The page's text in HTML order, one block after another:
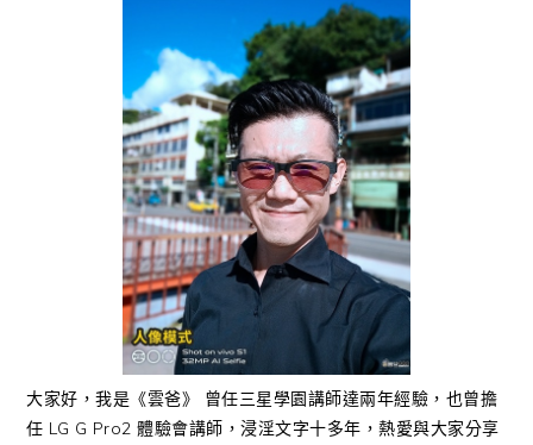
大家好，我是《雲爸》 曾任三星學園講師達兩年經驗，也曾擔
任 LG G Pro2 體驗會講師，浸淫文字十多年，熱愛與大家分享